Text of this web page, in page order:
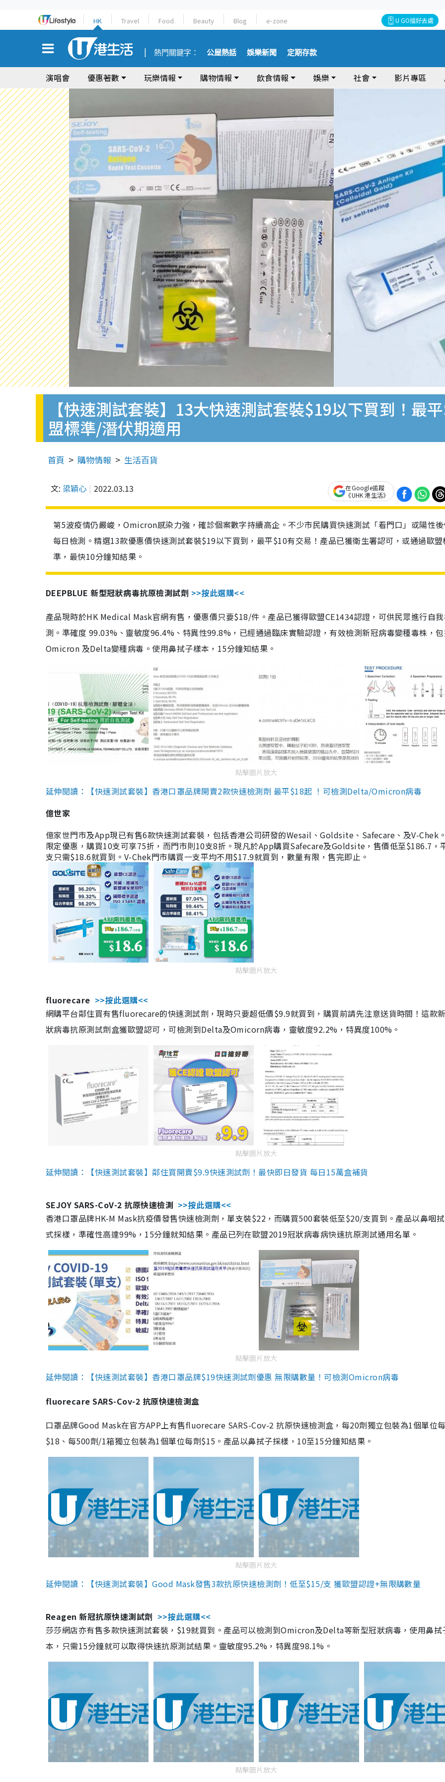
HK Travel Food Beauty Blog e-zone U GO搵好去處
熱門關鍵字： 公屋熱話 娛樂新聞 定期存款
演唱會 優惠著數 玩樂情報 購物情報 飲食情報 娛樂 社會 影片專區
【快速測試套裝】13大快速測試套裝$19以下買到！最
盟標準/潛伏期適用
首頁 購物情報 生活百貨
文: 梁穎心 2022.03.13
在Google追蹤
《UHK 港生活》
第5波疫情仍嚴峻，Omicron感染力強，確診個案數字持續高企。不少市民購買快速測試「看門口」或陽性
每日檢測。精選13款優惠價快速測試套裝$19以下買到，最平$10有交易！產品已獲衛生署認可，或通過歐盟
準，最快10分鐘知結果。
DEEPBLUE 新型冠狀病毒抗原檢測試劑 >>按此選購<<
產品現時於HK Medical Mask官網有售，優惠價只要$18/件。產品已獲得歐盟CE1434認證，可供民眾進行自
測。準確度 99.03%、靈敏度96.4%、特異性99.8%，已經通過臨床實驗認證，有效檢測新冠病毒變種毒株，
Omicron 及Delta變種病毒。使用鼻拭子樣本，15分鐘知結果。
點擊圖片放大
延伸閱讀：【快速測試套裝】香港口罩品牌開賣2款快速檢測劑 最平$18起 ！可檢測Delta/Omicron病毒
億世家
億家世門市及App現已有售6款快速測試套裝，包括香港公司研發的Wesail、Goldsite、Safecare、及V-Chek
限定優惠，購買10支可享75折，而門市則10支8折。現凡於App購買Safecare及Goldsite，售價低至$186.7，
支只需$18.6就買到。V-Chek門市購買一支平均不用$17.9就買到，數量有限，售完即止。
點擊圖片放大
fluorecare >>按此選購<<
網購平台鄰住買有售fluorecare的快速測試劑，現時只要超低價$9.9就買到，購買前請先注意送貨時間！這款
狀病毒抗原測試劑盒獲歐盟認可，可檢測到Delta及Omicorn病毒，靈敏度92.2%，特異度100%。
點擊圖片放大
延伸閱讀：【快速測試套裝】鄰住買開賣$9.9快速測試劑！最快即日發貨 每日15萬盒補貨
SEJOY SARS-CoV-2 抗原快速檢測 >>按此選購<<
香港口罩品牌HK-M Mask抗疫價發售快速檢測劑，單支裝$22，而購買500套裝低至$20/支買到。產品以鼻咽
式採樣，準確性高達99%，15分鐘就知結果。產品已列在歐盟2019冠狀病毒病快速抗原測試通用名單。
點擊圖片放大
延伸閱讀：【快速測試套裝】香港口罩品牌$19快速測試劑優惠 無限購數量！可檢測Omicron病毒
fluorecare SARS-Cov-2 抗原快速檢測盒
口罩品牌Good Mask在官方APP上有售fluorecare SARS-Cov-2 抗原快速檢測盒，每20劑獨立包裝為1個單位
$18、每500劑/1箱獨立包裝為1個單位每劑$15。產品以鼻拭子採樣，10至15分鐘知結果。
點擊圖片放大
延伸閱讀：【快速測試套裝】Good Mask發售3款抗原快速檢測劑！低至$15/支 獲歐盟認證+無限購數量
Reagen 新冠抗原快速測試劑 >>按此選購<<
莎莎網店亦有售多款快速測試套裝，$19就買到。產品可以檢測到Omicron及Delta等新型冠狀病毒，使用鼻拭
本，只需15分鐘就可以取得快速抗原測試結果。靈敏度95.2%，特異度98.1%。
點擊圖片放大